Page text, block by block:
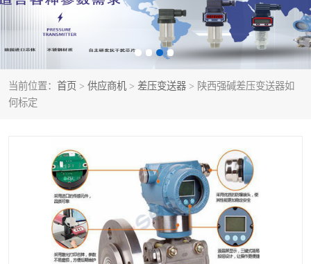
当前位置： 首页 > 供应商机 > 差压变送器 > 陕西强碱差压变送器如
何标定
压力变送器 通用型压力变送器
液位变送器 流量计
位移传感器 差压变送器